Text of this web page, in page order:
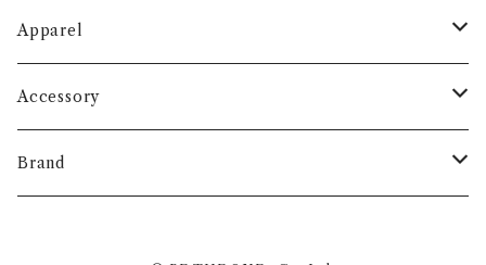
Apparel
Outer
Coat
Bottoms
Accessory
Shoes
Brand